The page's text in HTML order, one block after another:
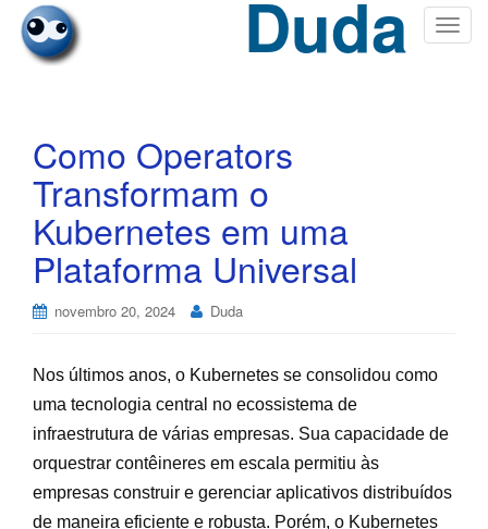
T
Duda
Como Operators
Transformam o
Kubernetes em uma
Plataforma Universal
novembro 20, 2024 Duda
Nos últimos anos, o Kubernetes se consolidou como
uma tecnologia central no ecossistema de
infraestrutura de várias empresas. Sua capacidade de
orquestrar contêineres em escala permitiu às
empresas construir e gerenciar aplicativos distribuídos
de maneira eficiente e robusta. Porém, o Kubernetes